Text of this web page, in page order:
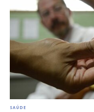
SAÚDE